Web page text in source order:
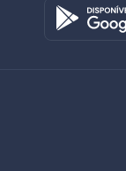
Octadesk
Online agora